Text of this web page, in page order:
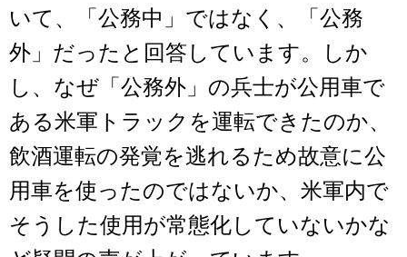
いて、「公務中」ではなく、「公務
外」だったと回答しています。しか
し、なぜ「公務外」の兵士が公用車で
ある米軍トラックを運転できたのか、
飲酒運転の発覚を逃れるため故意に公
用車を使ったのではないか、米軍内で
そうした使用が常態化していないかな